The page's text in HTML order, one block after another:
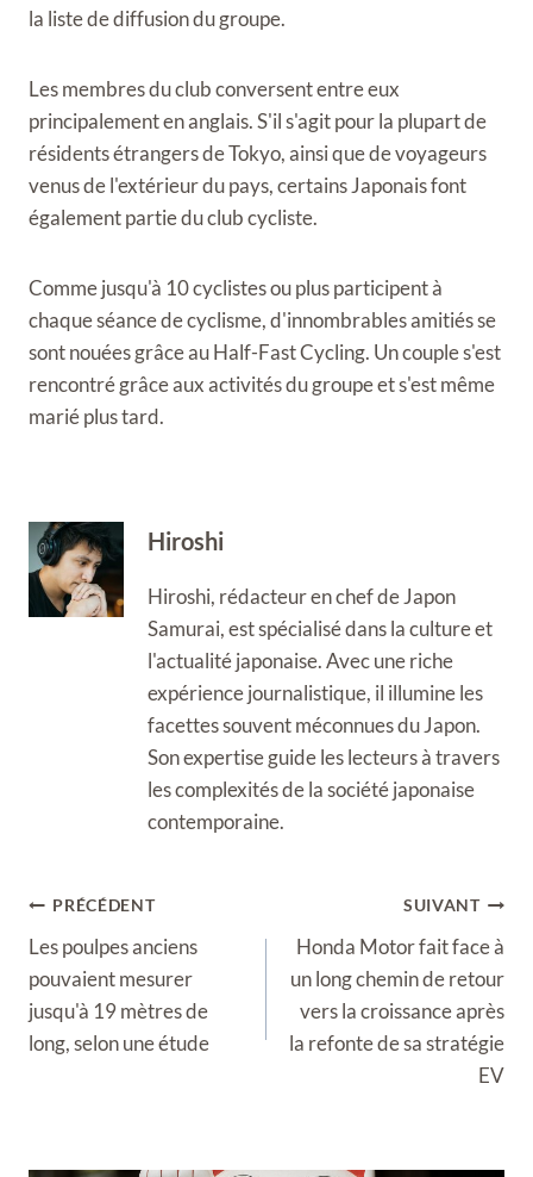
la liste de diffusion du groupe.
Les membres du club conversent entre eux
principalement en anglais. S'il s'agit pour la plupart de
résidents étrangers de Tokyo, ainsi que de voyageurs
venus de l'extérieur du pays, certains Japonais font
également partie du club cycliste.
Comme jusqu'à 10 cyclistes ou plus participent à
chaque séance de cyclisme, d'innombrables amitiés se
sont nouées grâce au Half-Fast Cycling. Un couple s'est
rencontré grâce aux activités du groupe et s'est même
marié plus tard.
Hiroshi
Hiroshi, rédacteur en chef de Japon
Samurai, est spécialisé dans la culture et
l'actualité japonaise. Avec une riche
expérience journalistique, il illumine les
facettes souvent méconnues du Japon.
Son expertise guide les lecteurs à travers
les complexités de la société japonaise
contemporaine.
Navigation
de
l’article
PRÉCÉDENT
Les poulpes anciens
pouvaient mesurer
jusqu'à 19 mètres de
long, selon une étude
SUIVANT
Honda Motor fait face à
un long chemin de retour
vers la croissance après
la refonte de sa stratégie
EV